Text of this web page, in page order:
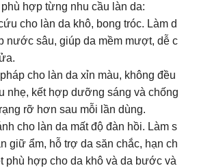
hợp từng nhu cầu làn da:
cho làn da khô, bong tróc. Làm d
nước sâu, giúp da mềm mượt, dễ c
cho làn da xỉn màu, không đều
nhẹ, kết hợp dưỡng sáng và chống
rỡ hơn sau mỗi lần dùng.
cho làn da mất độ đàn hồi. Làm s
giữ ẩm, hỗ trợ da săn chắc, hạn ch
phù hợp cho da khô và da bước và